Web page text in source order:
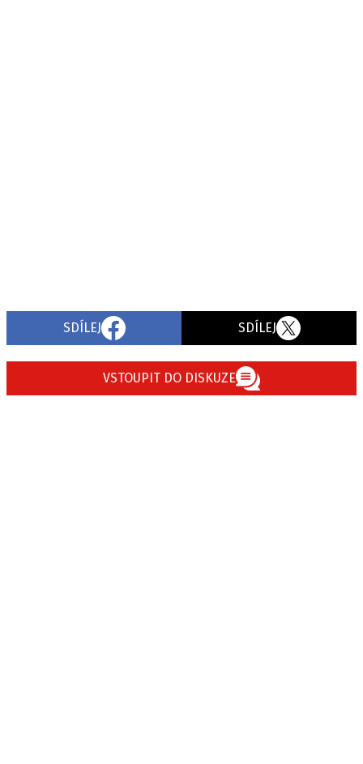
SDÍLEJ SDÍLEJ
VSTOUPIT DO DISKUZE